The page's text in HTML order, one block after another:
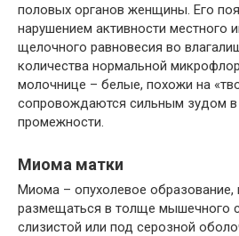
половых органов женщины. Его
нарушением активности местного
щелочного равновесия во
количества нормальной
молочнице – белые, похожи на
сопровождаются сильным зудом в
промежности.
Миома матки
Миома – опухолевое
размещаться в толще мышечного
слизистой или под серозной